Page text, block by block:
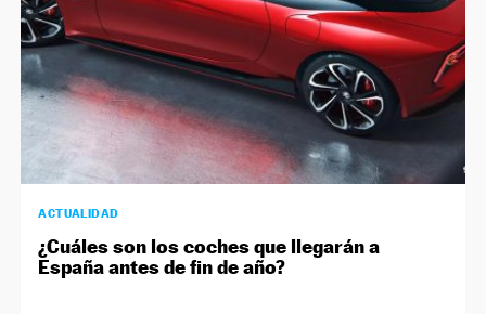
ACTUALIDAD
¿Cuáles son los coches que llegarán a
España antes de fin de año?